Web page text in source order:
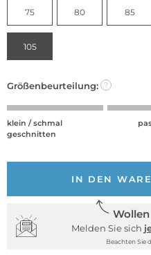
75 80 85
105
Größenbeurteilung: ?
klein / schmal
geschnitten
IN DEN
Wollen
Melden Sie sich
Beachten Sie